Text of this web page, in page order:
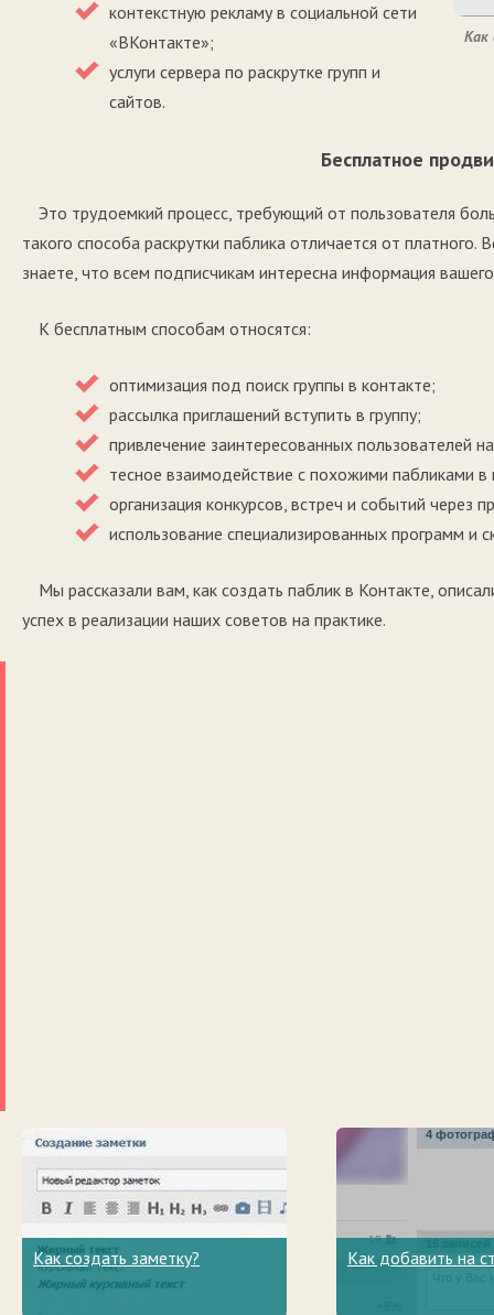
Как
контекстную рекламу в социальной сети
«ВКонтакте»;
услуги сервера по раскрутке групп и
сайтов.
Бесплатное
Это трудоемкий процесс, требующий от пользователя
такого способа раскрутки паблика отличается от
знаете, что всем подписчикам интересна информация
К бесплатным способам относятся:
оптимизация под поиск группы в контакте;
рассылка приглашений вступить в группу;
привлечение заинтересованных пользователей
тесное взаимодействие с похожими пабликами в
организация конкурсов, встреч и событий через
использование специализированных программ и
Мы рассказали вам, как создать паблик в Контакте,
успех в реализации наших советов на практике.
Как создать заметку? Как добавить на